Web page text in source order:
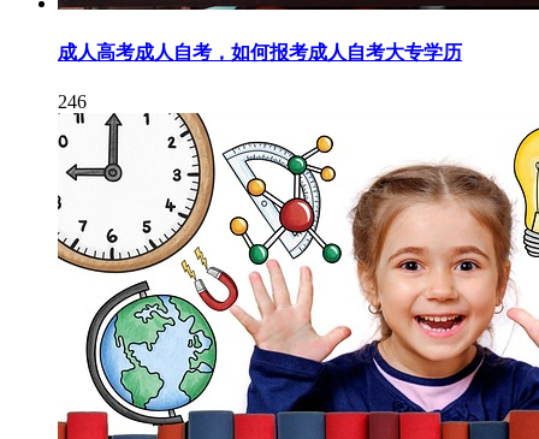
成人高考成人自考，如何报考成人自考大专学历
246